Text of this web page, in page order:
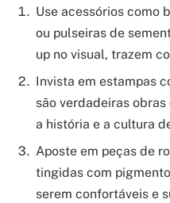
Use acessórios como
ou pulseiras de
up no visual, trazem
Invista em estampas
são verdadeiras
a história e a cultura
Aposte em peças de
tingidas com
serem confortáveis e